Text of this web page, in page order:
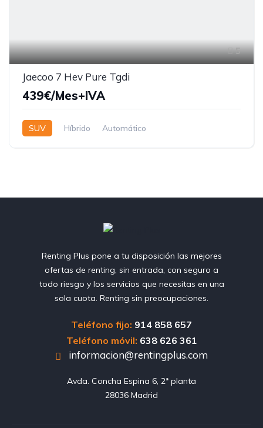
5
Jaecoo 7 Hev Pure Tgdi
439€/Mes+IVA
SUV Híbrido Automático
Renting Plus pone a tu disposición las mejores
ofertas de renting, sin entrada, con seguro a
todo riesgo y los servicios que necesitas en una
sola cuota. Renting sin preocupaciones.
Teléfono fijo: 914 858 657
Teléfono móvil: 638 626 361
informacion@rentingplus.com
Avda. Concha Espina 6, 2ª planta
28036 Madrid